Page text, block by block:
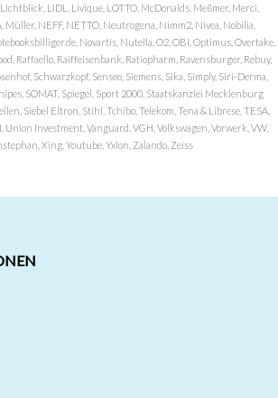
LIDL, Livique, LOTTO, McDonalds, Meßmer, Merci,
Müller, NEFF, NETTO, Neutrogena, Nimm2, Nivea, Nobilia,
Novartis, Nutella, O2, OBI, Optimus, Overtake,
Raffaello, Raiffeisenbank, Ratiopharm, Ravensburger, Rebuy,
Schwarzkopf, Senseo, Siemens, Sika, Simply, Siri-Derma,
SOMAT, Spiegel, Sport 2000, Staatskanzlei Mecklenburg
Siebel Eltron, Stihl, Tchibo, Telekom, Tena & Librese, TESA,
Union Investment, Vanguard, VGH, Volkswagen, Vorwerk, VW,
Xing, Youtube, Yxlon, Zalando, Zeiss